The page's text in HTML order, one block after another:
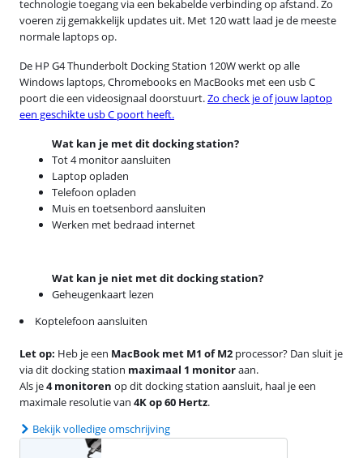
technologie toegang via een bekabelde verbinding op afstand. Zo
voeren zij gemakkelijk updates uit. Met 120 watt laad je de meeste
normale laptops op.
De HP G4 Thunderbolt Docking Station 120W werkt op alle
Windows laptops, Chromebooks en MacBooks met een usb C
poort die een videosignaal doorstuurt.Zo check je of jouw laptop
een geschikte usb C poort heeft.
Wat kan je met dit docking station?
Tot 4 monitor aansluiten
Laptop opladen
Telefoon opladen
Muis en toetsenbord aansluiten
Werken met bedraad internet
Wat kan je niet met dit docking station?
Geheugenkaart lezen
Koptelefoon aansluiten
Let op: Heb je een MacBook met M1 of M2 processor? Dan sluit je
via dit docking station maximaal 1 monitoraan.
Als je4 monitoren op dit docking station aansluit, haal je een
maximale resolutie van 4K op 60 Hertz.
Bekijk volledige omschrijving